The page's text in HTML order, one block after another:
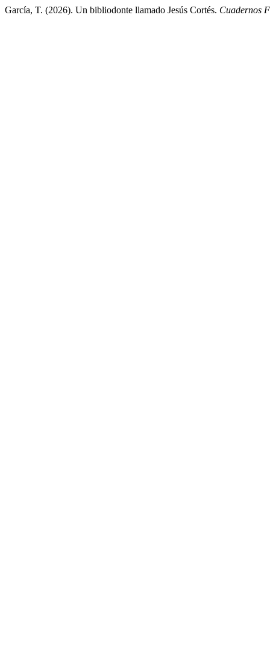
García, T. (2026). Un bibliodonte llamado Jesús Cortés. Cuadernos